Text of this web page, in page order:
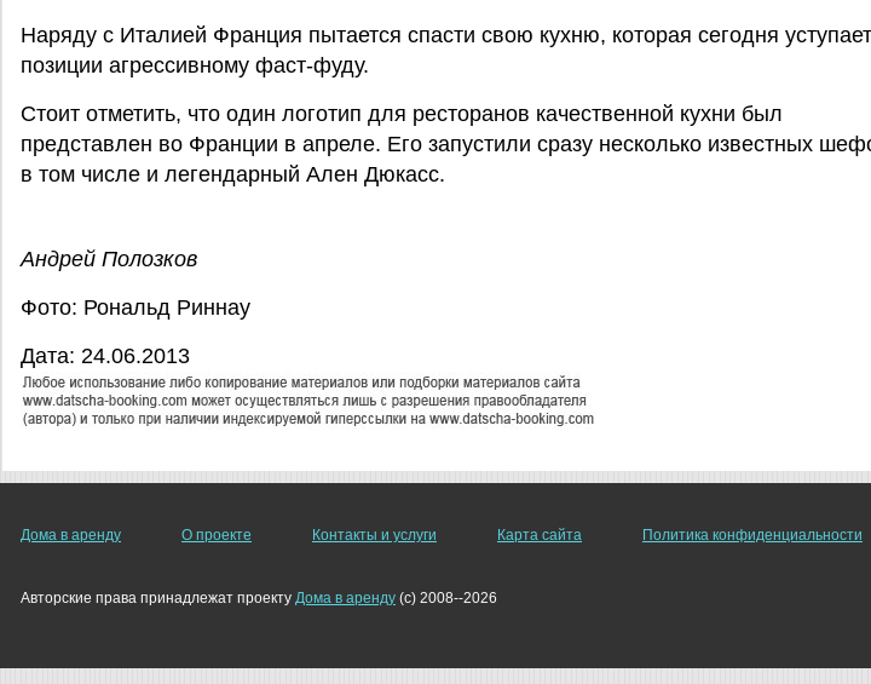
Наряду с Италией Франция пытается спасти свою кухню, которая сегодня уступает
позиции агрессивному фаст-фуду.
Стоит отметить, что один логотип для ресторанов качественной кухни был
представлен во Франции в апреле. Его запустили сразу несколько известных
в том числе и легендарный Ален Дюкасс.
Андрей Полозков
Фото: Рональд Риннау
Дата: 24.06.2013
Дома в аренду О проекте Контакты и услуги Карта сайта Политика конфиденциальности
Авторские права принадлежат проекту Дома в аренду (c) 2008--2026